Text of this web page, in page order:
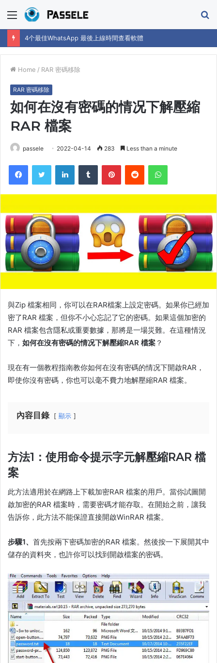
Menu
4个最佳WhatsApp 最後上線時間查看軟體
Home / RAR 密碼移除
RAR 密碼移除
如何在沒有密碼的情况下解壓縮
RAR 檔案
passele 2022-04-14 283 Less than a minute
與Zip 檔案相同，你可以在RAR檔案上設定密碼。如果你已經加
密了RAR 檔案，但你不小心忘記了它的密碼。如果這個加密的
RAR 檔案包含隱私或重要數據，那將是一場災難。在這種情況
下， 如何在沒有密碼的情况下解壓縮RAR 檔案 ？
現在有一個教程指南教你如何在沒有密碼的情况下開啟RAR，
即使你沒有密碼，你也可以毫不費力地解壓縮RAR 檔案。
內容目錄 顯示
方法1：使用命令提示字元解壓縮RAR 檔
案
此方法適用於在網路上下載加密RAR 檔案的用戶。當你試圖開
啟加密的RAR 檔案時，需要密碼才能存取。在開始之前，讓我
告訴你，此方法不能保證直接開啟WinRAR 檔案。
步驟1、 首先按兩下密碼加密的RAR 檔案。然後按一下展開其中
儲存的資料夾，也許你可以找到開啟檔案的密碼。